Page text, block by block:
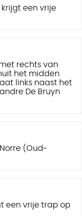
krijgt een vrije
rechts van
het midden
links naast het
De Bruyn
(Oud-
een vrije trap op